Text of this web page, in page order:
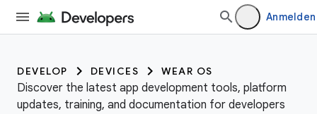
Anmelden
DEVELOP DEVICES WEAR OS
Discover the latest app development tools, platform
updates, training, and documentation for developers